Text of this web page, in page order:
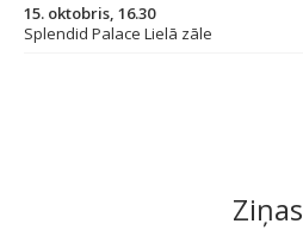
15. oktobris, 16.30
Splendid Palace Lielā zāle
Ziņas